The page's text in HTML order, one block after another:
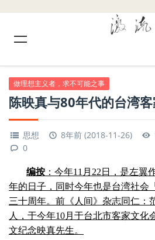
做理想主义者，求不可能之事
陈映真与80年代的台湾
思想 8年前 (2018-11-26)
0
编按 ：今年11月22日，是左翼
年的日子，同时今年也是台湾社会
三十周年。前《人间》杂志同仁：
人，于今年10月于台北市客家文化
文纪念映真先生。